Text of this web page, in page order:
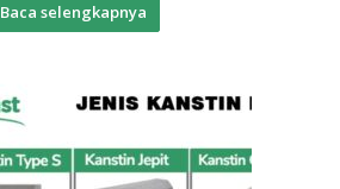
Baca selengkapnya